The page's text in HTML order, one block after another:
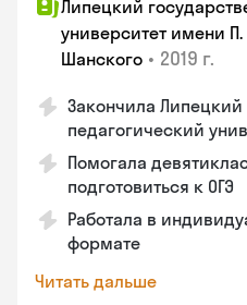
Липецкий
университет имени
Шанского • 2019 г.
Закончила
педагогический
Помогала
подготовиться к ОГЭ
Работала в
формате
Читать дальше